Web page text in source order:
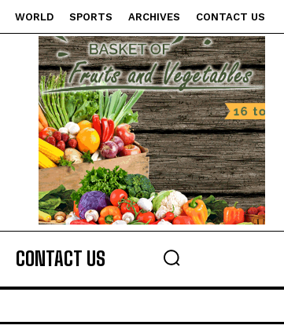
WORLD SPORTS ARCHIVES CONTACT US
CONTACT US